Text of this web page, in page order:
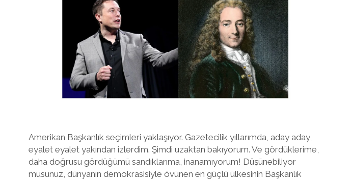
Amerikan Başkanlık seçimleri yaklaşıyor. Gazetecilik yıllarımda, aday aday,
eyalet eyalet yakından izlerdim. Şimdi uzaktan bakıyorum. Ve gördüklerime,
daha doğrusu gördüğümü sandıklarıma, inanamıyorum! Düşünebiliyor
musunuz, dünyanın demokrasisiyle övünen en güçlü ülkesinin Başkanlık